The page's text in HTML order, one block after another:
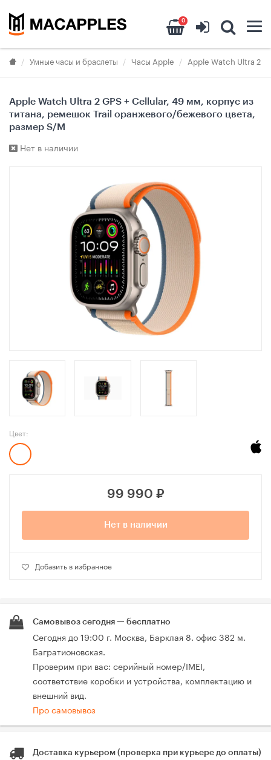
0
Умные часы и браслеты Часы Apple Apple Watch Ultra 2
Apple Watch Ultra 2 GPS + Cellular, 49 мм, корпус из
титана, ремешок Trail оранжевого/бежевого цвета,
размер S/M
Нет в наличии
Цвет:
99 990 ₽
Нет в наличии
Добавить в избранное
Самовывоз сегодня — бесплатно
Сегодня до 19:00 г. Москва, Барклая 8. офис 382 м.
Багратионовская.
Проверим при вас: серийный номер/IMEI,
соответствие коробки и устройства, комплектацию и
внешний вид.
Про самовывоз
Доставка курьером (проверка при курьере до оплаты)